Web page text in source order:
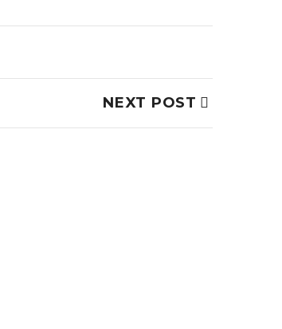
NEXT POST